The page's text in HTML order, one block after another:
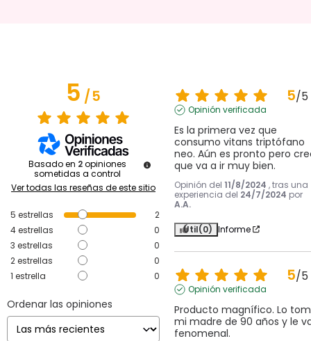
5/5
Basado en 2 opiniones
sometidas a control
Ver todas las reseñas de este sitio
5 estrellas
2
4estrellas
0
3 estrellas
0
2estrellas
0
1 estrella 0
Ordenar las opiniones
5/5
Opinión verificada
Es la primera vez que
consumo vitans triptófano
neo. Aún es pronto pero
que va a ir muy bien.
Opinión del 11/8/2024 , tras una
experiencia del 24/7/2024 por
A.A.
Útil(0) Informe
5/5
Opinión verificada
Producto magnífico. Lo
mi madre de 90 años y le
fenomenal.